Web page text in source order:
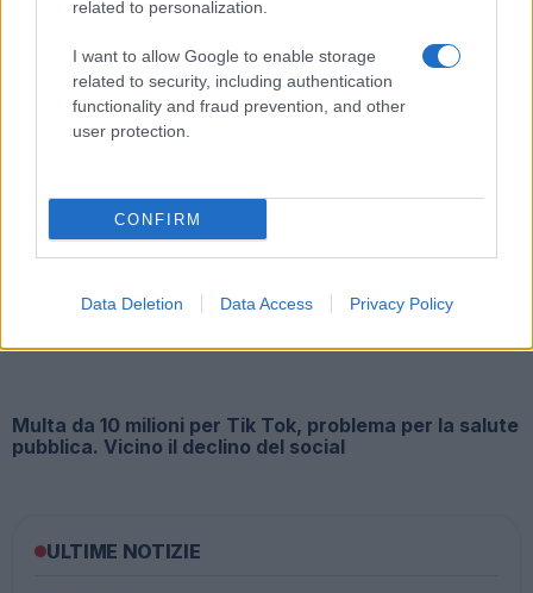
related to personalization.
I want to allow Google to enable storage
related to security, including authentication
functionality and fraud prevention, and other
user protection.
CONFIRM
Data Deletion Data Access Privacy Policy
Dolori alla spalla e rimedi, le protesi diventano
sempre più custom made
Multa da 10 milioni per Tik Tok, problema per la salute
pubblica. Vicino il declino del social
ULTIME NOTIZIE